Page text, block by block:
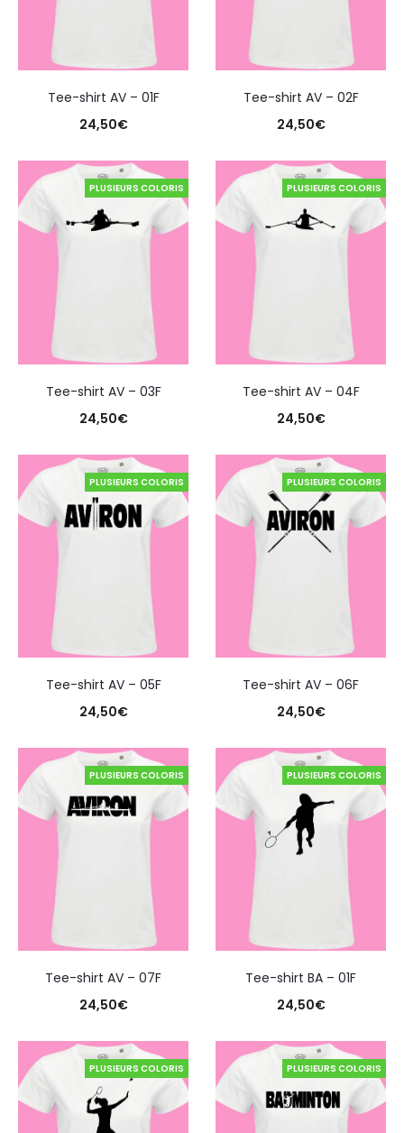
Tee-shirt AV – 01F
24,50€
Tee-shirt AV – 02F
24,50€
PLUSIEURS COLORIS
Tee-shirt AV – 03F
24,50€
PLUSIEURS COLORIS
Tee-shirt AV – 04F
24,50€
PLUSIEURS COLORIS
Tee-shirt AV – 05F
24,50€
PLUSIEURS COLORIS
Tee-shirt AV – 06F
24,50€
PLUSIEURS COLORIS
Tee-shirt AV – 07F
24,50€
PLUSIEURS COLORIS
Tee-shirt BA – 01F
24,50€
PLUSIEURS COLORIS PLUSIEURS COLORIS